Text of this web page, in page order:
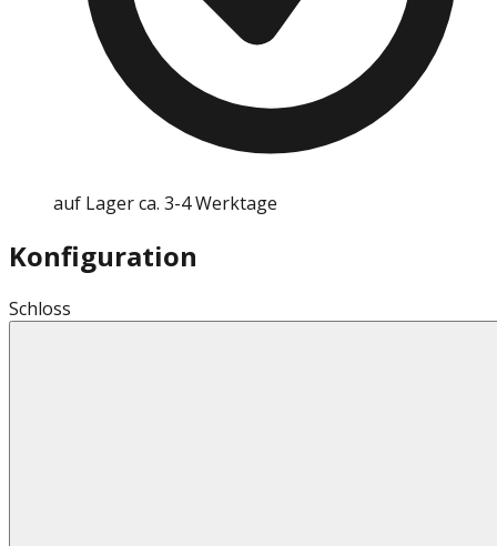
auf Lager ca. 3-4 Werktage
Konfiguration
Schloss